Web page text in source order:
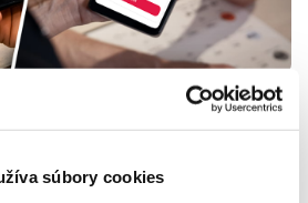
súbory cookies
je v tom rozdiel?